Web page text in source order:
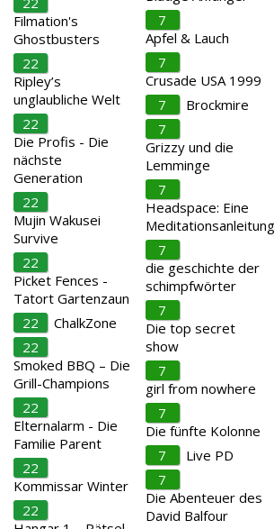
Filmation's
Ghostbusters
22
Ripley’s
unglaubliche Welt
22
Die Profis - Die
nächste
Generation
22
Mujin Wakusei
Survive
22
Picket Fences -
Tatort Gartenzaun
22
ChalkZone
22
Smoked BBQ – Die
Grill-Champions
22
Elternalarm - Die
Familie Parent
22
Kommissar Winter
22
7
Apfel & Lauch
7
Crusade USA 1999
7
Brockmire
7
Grizzy und die
Lemminge
7
Headspace: Eine
Meditationsanleitung
7
die geschichte der
schimpfwörter
7
Die top secret
show
7
girl from nowhere
7
Die fünfte Kolonne
7
Live PD
7
Die Abenteuer des
David Balfour